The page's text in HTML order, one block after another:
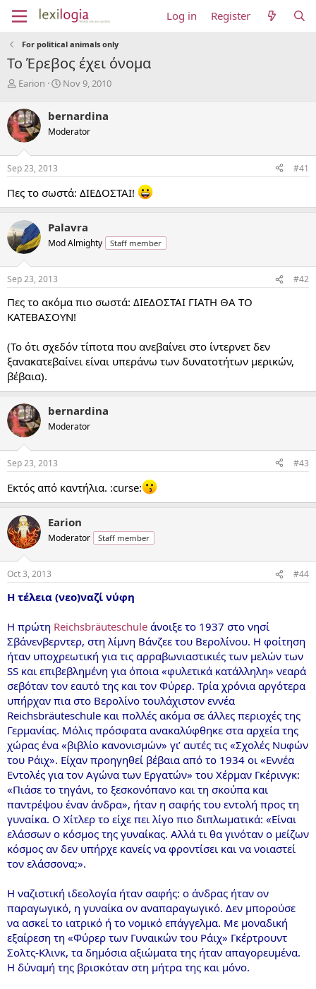
Log in Register
For political animals only
Το Έρεβος έχει όνομα
T
r
e
a
d
s
t
r
t
e
r
Earion
S
r
t
a
Nov 9, 2010
bernardina
Moderator
Sep 23, 2013 #41
Πες το σωστά: ΔΙΕΔΟΣΤΑΙ!
Palavra
Mod Almighty Staff member
Sep 23, 2013 #42
Πες το ακόμα πιο σωστά: ΔΙΕΔΟΣΤΑΙ ΓΙΑΤΗ ΘΑ ΤΟ
ΚΑΤΕΒΑΣΟΥΝ!
(Το ότι σχεδόν τίποτα που ανεβαίνει στο ίντερνετ δεν
ξανακατεβαίνει είναι υπεράνω των δυνατοτήτων μερικών,
βέβαια).
bernardina
Moderator
Sep 23, 2013 #43
Εκτός από καντήλια. :curse:
Earion
Moderator Staff member
Oct 3, 2013 #44
Η τέλεια (νεο)ναζί νύφη
Η πρώτη Reichsbräuteschule άνοιξε το 1937 στο νησί
Σβάνενβερντερ, στη λίμνη Βάνζεε του Βερολίνου. Η φοίτηση
ήταν υποχρεωτική για τις αρραβωνιαστικιές των μελών των
SS και επιβεβλημένη για όποια «φυλετικά κατάλληλη» νεαρά
σεβόταν τον εαυτό της και τον Φύρερ. Τρία χρόνια αργότερα
υπήρχαν πια στο Βερολίνο τουλάχιστον εννέα
Reichsbräuteschule και πολλές ακόμα σε άλλες περιοχές της
Γερμανίας. Μόλις πρόσφατα ανακαλύφθηκε στα αρχεία της
χώρας ένα «βιβλίο κανονισμών» γι’ αυτές τις «Σχολές Νυφών
του Ράιχ». Είχαν προηγηθεί βέβαια από το 1934 οι «Εννέα
Εντολές για τον Αγώνα των Εργατών» του Χέρμαν Γκέρινγκ:
«Πιάσε το τηγάνι, το ξεσκονόπανο και τη σκούπα και
παντρέψου έναν άνδρα», ήταν η σαφής του εντολή προς τη
γυναίκα. Ο Χίτλερ το είχε πει λίγο πιο διπλωματικά: «Είναι
ελάσσων ο κόσμος της γυναίκας. Αλλά τι θα γινόταν ο μείζων
κόσμος αν δεν υπήρχε κανείς να φροντίσει και να νοιαστεί
τον ελάσσονα;».
Η ναζιστική ιδεολογία ήταν σαφής: ο άνδρας ήταν ον
παραγωγικό, η γυναίκα ον αναπαραγωγικό. Δεν μπορούσε
να ασκεί το ιατρικό ή το νομικό επάγγελμα. Με μοναδική
εξαίρεση τη «Φύρερ των Γυναικών του Ράιχ» Γκέρτρουντ
Σολτς-Κλινκ, τα δημόσια αξιώματα της ήταν απαγορευμένα.
Η δύναμή της βρισκόταν στη μήτρα της και μόνο.